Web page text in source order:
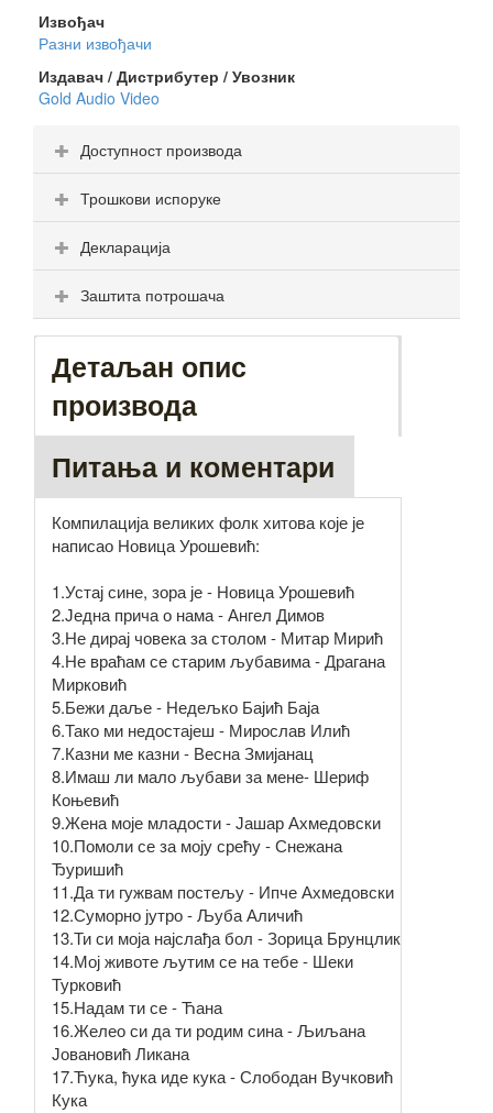
Извођач
Разни извођачи
Издавач / Дистрибутер / Увозник
Gold Audio Video
Доступност производа
Трошкови испоруке
Декларација
Заштита потрошача
Детаљан опис
производа
Питања и коментари
Компилација великих фолк хитова које је
написао Новица Урошевић:
1.Устај сине, зора је - Новица Урошевић
2.Једна прича о нама - Ангел Димов
3.Не дирај човека за столом - Митар Мирић
4.Не враћам се старим љубавима - Драгана
Мирковић
5.Бежи даље - Недељко Бајић Баја
6.Тако ми недостајеш - Мирослав Илић
7.Казни ме казни - Весна Змијанац
8.Имаш ли мало љубави за мене- Шериф
Коњевић
9.Жена моје младости - Јашар Ахмедовски
10.Помоли се за моју срећу - Снежана
Ђуришић
11.Да ти гужвам постељу - Ипче Ахмедовски
12.Суморно јутро - Љуба Аличић
13.Ти си моја најслађа бол - Зорица Брунцлик
14.Мој животе љутим се на тебе - Шеки
Турковић
15.Надам ти се - Ћана
16.Желео си да ти родим сина - Љиљана
Јовановић Ликана
17.Ћука, ћука иде кука - Слободан Вучковић
Кука